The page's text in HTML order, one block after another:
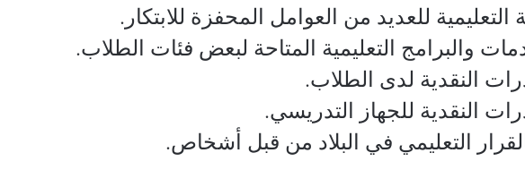
التعليمية للعديد من العوامل المحفزة للابتكار.
والبرامج التعليمية المتاحة لبعض فئات الطلاب.
النقدية لدى الطلاب.
النقدية للجهاز التدريسي.
التعليمي في البلاد من قبل أشخاص.